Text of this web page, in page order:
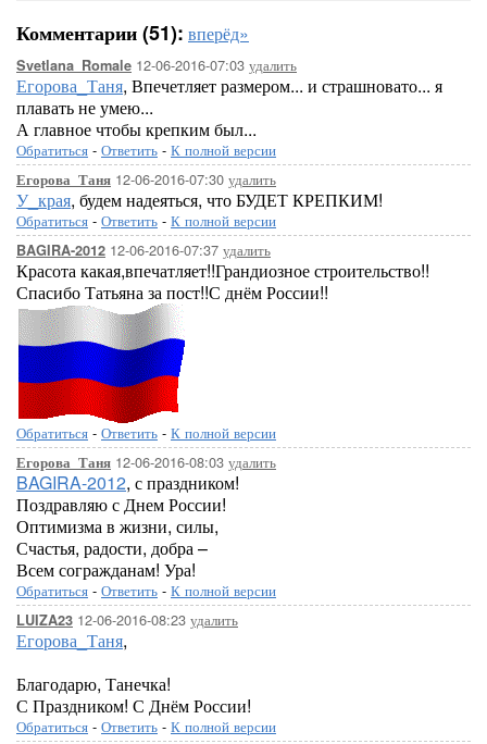
Комментарии (51): вперёд»
Svetlana_Romale 12-06-2016-07:03 удалить
Егорова_Таня, Впечетляет размером... и страшновато... я
плавать не умею...
А главное чтобы крепким был...
Обратиться - Ответить - К полной версии
Егорова_Таня 12-06-2016-07:30 удалить
У_края, будем надеяться, что БУДЕТ КРЕПКИМ!
Обратиться - Ответить - К полной версии
BAGIRA-2012 12-06-2016-07:37 удалить
Красота какая,впечатляет!!Грандиозное строительство!!
Спасибо Татьяна за пост!!С днём России!!
Обратиться - Ответить - К полной версии
Егорова_Таня 12-06-2016-08:03 удалить
BAGIRA-2012, с праздником!
Поздравляю с Днем России!
Оптимизма в жизни, силы,
Счастья, радости, добра –
Всем согражданам! Ура!
Обратиться - Ответить - К полной версии
LUIZA23 12-06-2016-08:23 удалить
Егорова_Таня,
Благодарю, Танечка!
С Праздником! С Днём России!
Обратиться - Ответить - К полной версии